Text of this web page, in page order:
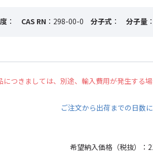
： CAS RN ：298-00-0 分子式 ： 分子量 ：
つきましては、別途、輸入費用が発生する
ご注文から出荷までの日数
希望納入価格（税抜）：